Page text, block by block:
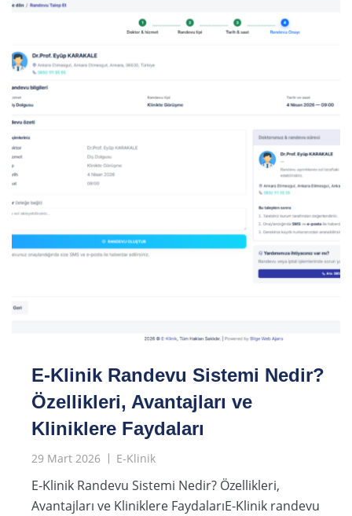
E-Klinik Randevu Sistemi Nedir?
Özellikleri, Avantajları ve
Kliniklere Faydaları
29 Mart 2026 E-Klinik
E-Klinik Randevu Sistemi Nedir? Özellikleri,
Avantajları ve Kliniklere FaydalarıE-Klinik randevu